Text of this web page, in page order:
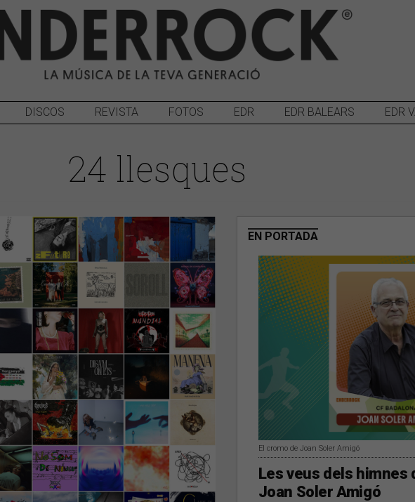
DISCOS REVISTA FOTOS EDR EDR BALEARS EDR
24 llesques
EN PORTADA
El cromo de Joan Soler Amigó
Les veus dels himnes
Joan Soler Amigó